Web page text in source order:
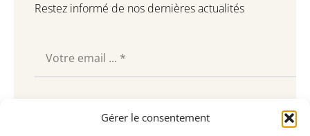
Gérer le consentement
Restez informé de nos dernières actualités
Souscrire